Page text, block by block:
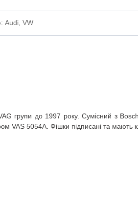
: Audi, VW
групи до 1997 року. Сумісний з
VAS 5054A. Фішки підписані та мають